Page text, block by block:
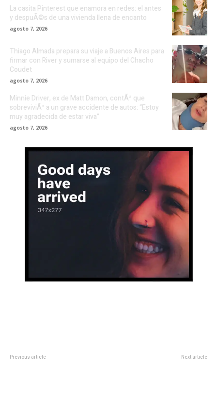
La casita Pinterest que enamora en redes: el antes
y despuÃ©s de una vivienda llena de encanto
agosto 7, 2026
Thiago Almada prepara su viaje a Buenos Aires para
firmar con River y sumarse al equipo del Chacho
Coudet
agosto 7, 2026
Minnie Driver, ex de Matt Damon, contÃ³ que
sobreviviÃ³ a un grave accidente de autos: “Estoy
muy agradecida de estar viva”
agosto 7, 2026
Previous article Next article